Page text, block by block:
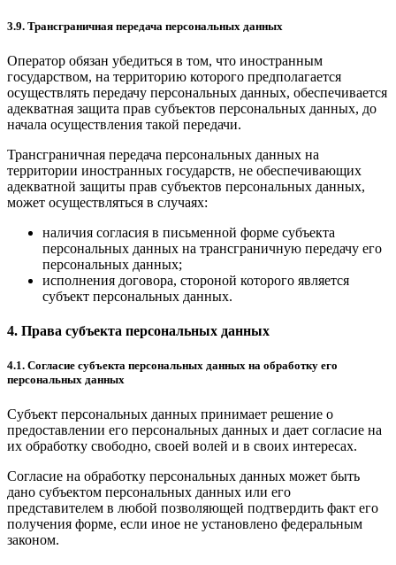
3.9. Трансграничная передача персональных данных
Оператор обязан убедиться в том, что иностранным
государством, на территорию которого предполагается
осуществлять передачу персональных данных, обеспечивается
адекватная защита прав субъектов персональных данных, до
начала осуществления такой передачи.
Трансграничная передача персональных данных на
территории иностранных государств, не обеспечивающих
адекватной защиты прав субъектов персональных данных,
может осуществляться в случаях:
наличия согласия в письменной форме субъекта
персональных данных на трансграничную передачу его
персональных данных;
исполнения договора, стороной которого является
субъект персональных данных.
4. Права субъекта персональных данных
4.1. Согласие субъекта персональных данных на обработку его
персональных данных
Субъект персональных данных принимает решение о
предоставлении его персональных данных и дает согласие на
их обработку свободно, своей волей и в своих интересах.
Согласие на обработку персональных данных может быть
дано субъектом персональных данных или его
представителем в любой позволяющей подтвердить факт его
получения форме, если иное не установлено федеральным
законом.